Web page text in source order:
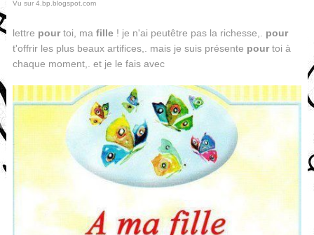
Vu sur 4.bp.blogspot.com
lettre pourtoi, ma fille! je n'ai peutêtre pas la richesse,. pour
t'offrir les plus beaux artifices,. mais je suis présente pourtoi à
chaque moment,. et je le fais avec